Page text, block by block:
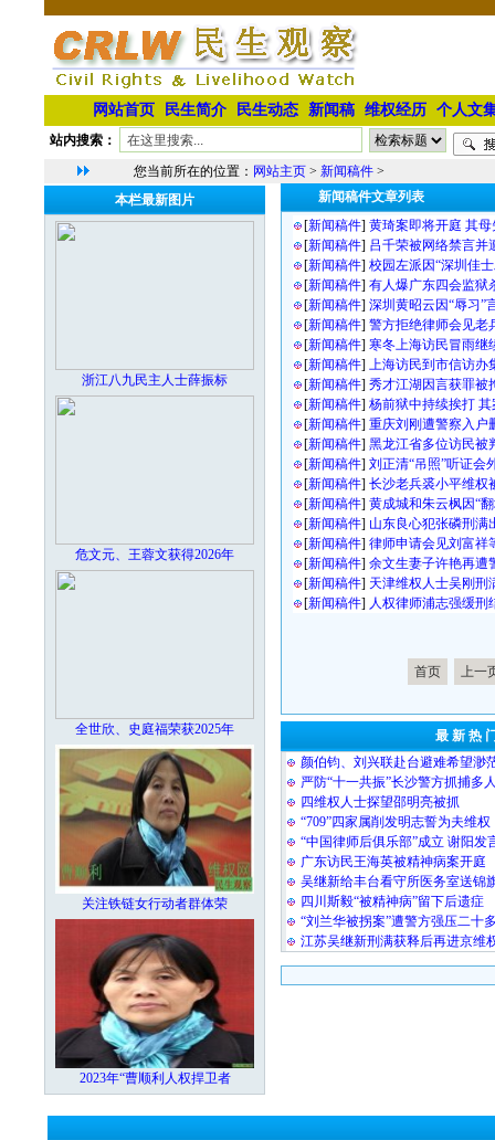
网站首页 民生简介 民生动态 新闻稿 维权经历 个人文
站内搜索：
您当前所在的位置： 网站主页 > 新闻稿件 >
本栏最新图片
浙江八九民主人士薛振标
危文元、王蓉文获得2026年
全世欣、史庭福荣获2025年
关注铁链女行动者群体荣
2023年“曹顺利人权捍卫者
新闻稿件文章列表
[新闻稿件] 黄琦案即将开庭 其
[新闻稿件] 吕千荣被网络禁言并
[新闻稿件] 校园左派因“深圳佳
[新闻稿件] 有人爆广东四会监狱
[新闻稿件] 深圳黄昭云因“辱习”
[新闻稿件] 警方拒绝律师会见老
[新闻稿件] 寒冬上海访民冒雨继
[新闻稿件] 上海访民到市信访办
[新闻稿件] 秀才江湖因言获罪被
[新闻稿件] 杨前狱中持续挨打
[新闻稿件] 重庆刘刚遭警察入户
[新闻稿件] 黑龙江省多位访民被
[新闻稿件] 刘正清“吊照”听证会
[新闻稿件] 长沙老兵裘小平维权
[新闻稿件] 黄成城和朱云枫因“
[新闻稿件] 山东良心犯张磷刑满
[新闻稿件] 律师申请会见刘富祥
[新闻稿件] 余文生妻子许艳再遭
[新闻稿件] 天津维权人士吴刚刑
[新闻稿件] 人权律师浦志强缓刑
首页 上一
最 新 热
颜伯钧、刘兴联赴台避难希望渺
严防“十一共振”长沙警方抓捕多
四维权人士探望邵明亮被抓
“709”四家属削发明志誓为夫维权
“中国律师后俱乐部”成立 谢阳发
广东访民王海英被精神病案开庭
吴继新给丰台看守所医务室送锦
四川斯毅“被精神病”留下后遗症
“刘兰华被拐案”遭警方强压二十
江苏吴继新刑满获释后再进京维